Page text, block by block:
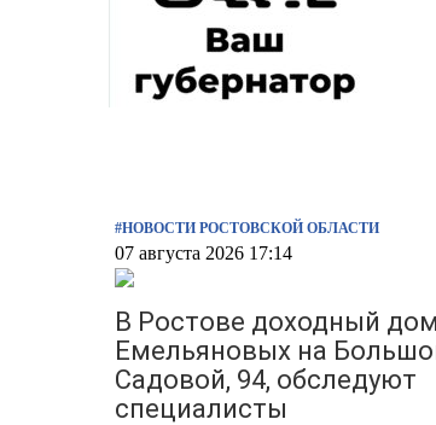
#НОВОСТИ РОСТОВСКОЙ ОБЛАСТИ
07 августа 2026 17:14
В Ростове доходный дом
Емельяновых на
Садовой, 94, обследуют
специалисты